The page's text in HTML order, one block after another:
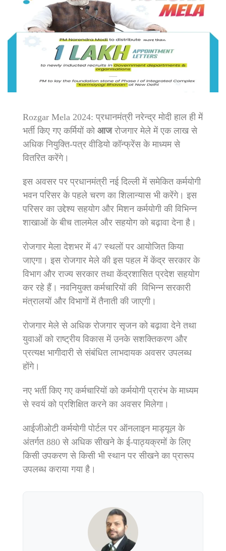
Rozgar Mela 2024: प्रधानमंत्री नरेन्‍द्र मोदी हाल ही में
भर्ती किए गए कर्मियों को आजरोजगार मेले में एक लाख से
अधिक नियुक्ति-पत्र वीडियो कॉन्‍फ्रेंस के माध्‍यम से
वितरित करेंगे।
इस अवसर पर प्रधानमंत्री नई दिल्‍ली में समेकित कर्मयोगी
भवन परिसर के पहले चरण का शिलान्‍यास भी करेंगे। इस
परिसर का उद्देश्‍य सहयोग और मिशन कर्मयोगी की विभिन्‍न
शाखाओं के बीच तालमेल और सहयोग को बढ़ावा देना है।
रोजगार मेला देशभर में 47 स्‍थलों पर आयोजित किया
जाएगा। इस रोजगार मेले की इस पहल में केंद्र सरकार के
विभाग और राज्‍य सरकार तथा केंद्रशासित प्रदेश सहयोग
कर रहे हैं। नवनियुक्‍त कर्मचारियों की विभिन्‍न सरकारी
मंत्रालयों और विभागों में तैनाती की जाएगी।
रोजगार मेले से अधिक रोजगार सृजन को बढ़ावा देने तथा
युवाओं को राष्‍ट्रीय विकास में उनके सशक्तिकरण और
प्रत्‍यक्ष भागीदारी से संबंधित लाभदायक अवसर उपलब्‍ध
होंगे।
नए भर्ती किए गए कर्मचारियों को कर्मयोगी प्रारंभ के माध्‍यम
से स्‍वयं को प्रशिक्षित करने का अवसर मिलेगा।
आईजीओटी कर्मयोगी पोर्टल पर ऑनलाइन माड्यूल के
अंतर्गत 880 से अधिक सीखने के ई-पाठ्यक्रमों के लिए
किसी उपकरण से किसी भी स्‍थान पर सीखने का प्रारूप
उपलब्‍ध कराया गया है।